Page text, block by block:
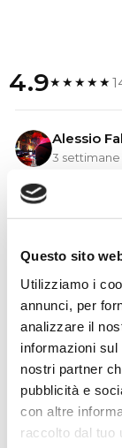
Questo sito
Utilizziamo i
annunci, per
analizzare il
informazioni
nostri partner
pubblicità e
con altre
raccolto dal tuo
4.9★★★★★
Alessio
3 settimane
★★★★★
Ho acquistato
dello staff.
Hope
2 mesi fa
★★★★★
Ho acquistato
microfono